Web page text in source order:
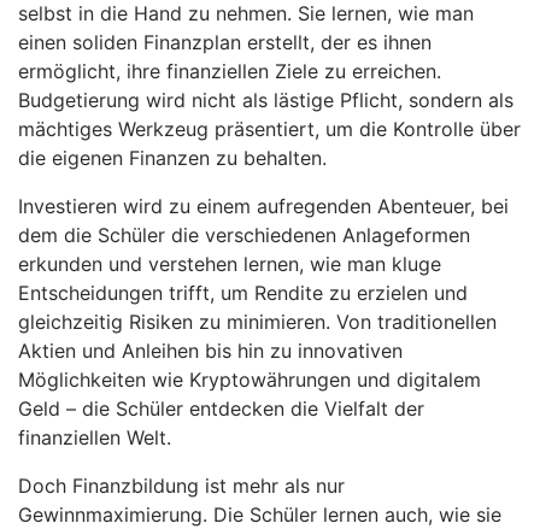
selbst in die Hand zu nehmen. Sie lernen, wie man
einen soliden Finanzplan erstellt, der es ihnen
ermöglicht, ihre finanziellen Ziele zu erreichen.
Budgetierung wird nicht als lästige Pflicht, sondern als
mächtiges Werkzeug präsentiert, um die Kontrolle über
die eigenen Finanzen zu behalten.
Investieren wird zu einem aufregenden Abenteuer, bei
dem die Schüler die verschiedenen Anlageformen
erkunden und verstehen lernen, wie man kluge
Entscheidungen trifft, um Rendite zu erzielen und
gleichzeitig Risiken zu minimieren. Von traditionellen
Aktien und Anleihen bis hin zu innovativen
Möglichkeiten wie Kryptowährungen und digitalem
Geld – die Schüler entdecken die Vielfalt der
finanziellen Welt.
Doch Finanzbildung ist mehr als nur
Gewinnmaximierung. Die Schüler lernen auch, wie sie